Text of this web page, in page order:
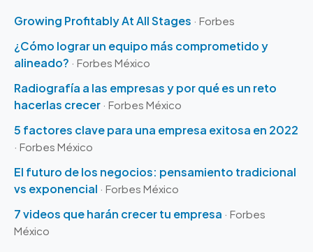
Growing Profitably At All Stages · Forbes
¿Cómo lograr un equipo más comprometido y
alineado? · Forbes México
Radiografía a las empresas y por qué es un reto
hacerlas crecer · Forbes México
5 factores clave para una empresa exitosa en 2022
· Forbes México
El futuro de los negocios: pensamiento tradicional
vs exponencial · Forbes México
7 videos que harán crecer tu empresa · Forbes
México